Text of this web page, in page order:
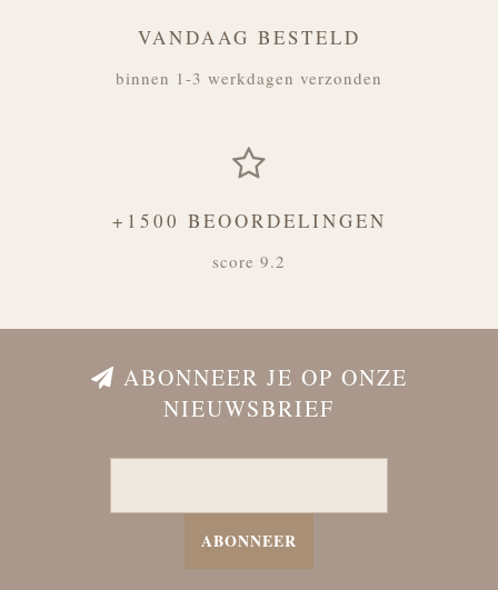
VANDAAG BESTELD
binnen 1-3 werkdagen verzonden
+1500 BEOORDELINGEN
score 9.2
ABONNEER JE OP ONZE
NIEUWSBRIEF
ABONNEER